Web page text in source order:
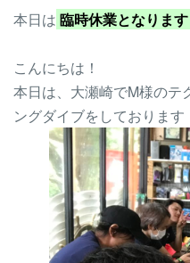
本日は 臨時休業となります
こんにちは！
本日は、大瀬崎でM様のテ
ングダイブをしております